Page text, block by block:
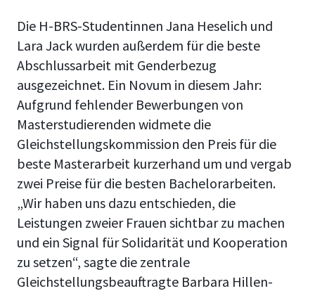
Die H-BRS-Studentinnen Jana Heselich und
Lara Jack wurden außerdem für die beste
Abschlussarbeit mit Genderbezug
ausgezeichnet. Ein Novum in diesem Jahr:
Aufgrund fehlender Bewerbungen von
Masterstudierenden widmete die
Gleichstellungskommission den Preis für die
beste Masterarbeit kurzerhand um und vergab
zwei Preise für die besten Bachelorarbeiten.
„Wir haben uns dazu entschieden, die
Leistungen zweier Frauen sichtbar zu machen
und ein Signal für Solidarität und Kooperation
zu setzen“, sagte die zentrale
Gleichstellungsbeauftragte Barbara Hillen-